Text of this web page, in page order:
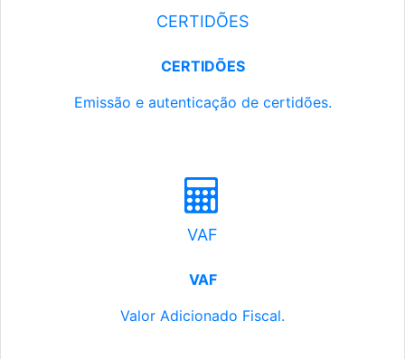
CERTIDÕES
CERTIDÕES
Emissão e autenticação de certidões.
VAF
VAF
Valor Adicionado Fiscal.